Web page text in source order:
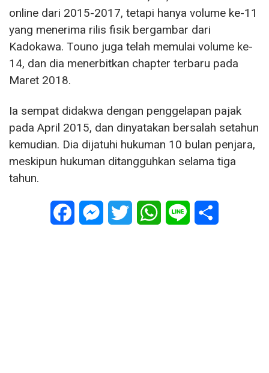
online dari 2015-2017, tetapi hanya volume ke-11
yang menerima rilis fisik bergambar dari
Kadokawa. Touno juga telah memulai volume ke-
14, dan dia menerbitkan chapter terbaru pada
Maret 2018.
Ia sempat didakwa dengan penggelapan pajak
pada April 2015, dan dinyatakan bersalah setahun
kemudian. Dia dijatuhi hukuman 10 bulan penjara,
meskipun hukuman ditangguhkan selama tiga
tahun.
FacebookMessenger
Twitter WhatsApp
Line